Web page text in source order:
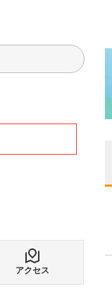
アクセス